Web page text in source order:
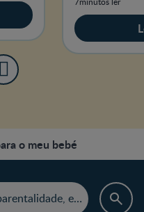
o meu bebé